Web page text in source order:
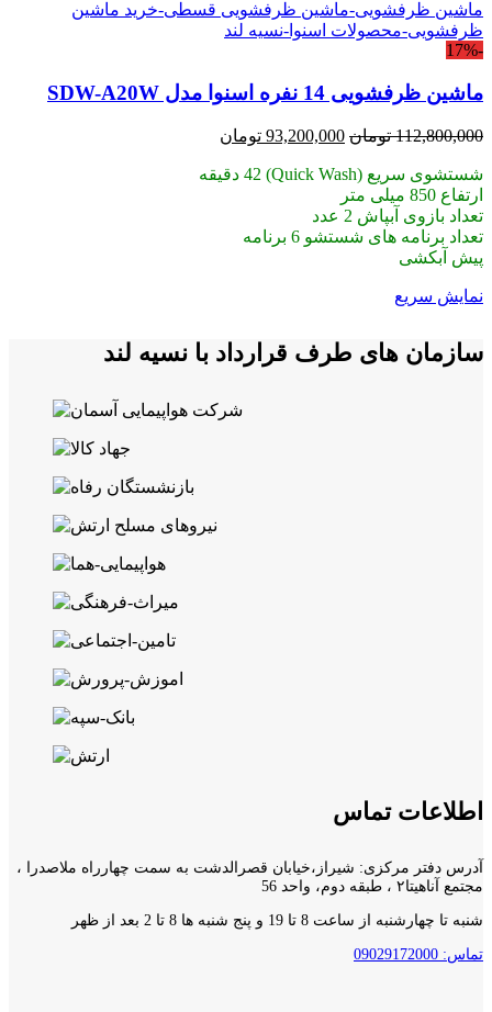
-17%
ماشین ظرفشویی 14 نفره اسنوا مدل SDW-A20W
112,800,000 تومان قیمت
112,800,000 تومان
بود.
93,200,000 تومان
93,200,000 تومان.
شستشوی سریع (Quick Wash) 42 دقیقه
ارتفاع 850 میلی متر
تعداد بازوی آبپاش 2 عدد
تعداد برنامه های شستشو 6 برنامه
پیش آبکشی
نمایش سریع
سازمان های طرف قرارداد با نسیه لند
اطلاعات تماس
آدرس دفتر مرکزی: شیراز،خیابان قصرالدشت به سمت چهارراه ملاصدرا ،
مجتمع آناهیتا۲ ، طبقه دوم، واحد 56
شنبه تا چهارشنبه از ساعت 8 تا 19 و پنج شنبه ها 8 تا 2 بعد از ظهر
تماس: 09029172000